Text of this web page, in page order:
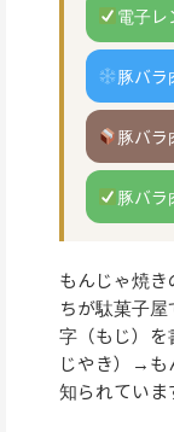
電子レ
豚バラ
豚バラ
豚バラ
もんじゃ焼
ちが駄菓子
字（もじ）を
じやき）→も
知られていま